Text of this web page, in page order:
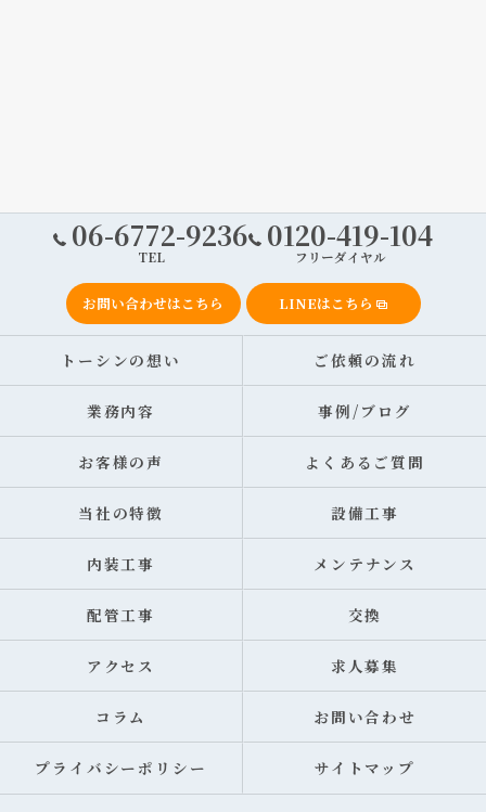
06-6772-9236
TEL
0120-419-104
フリーダイヤル
お問い合わせはこちら LINEはこちら
トーシンの想い ご依頼の流れ
業務内容 事例/ブログ
お客様の声 よくあるご質問
当社の特徴 設備工事
内装工事 メンテナンス
配管工事 交換
アクセス 求人募集
コラム お問い合わせ
プライバシーポリシー サイトマップ